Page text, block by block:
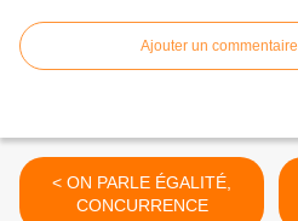
Ajouter un commentaire
< ON PARLE ÉGALITÉ,
CONCURRENCE